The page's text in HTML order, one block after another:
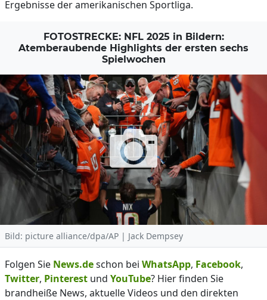
Ergebnisse der amerikanischen Sportliga.
FOTOSTRECKE: NFL 2025 in Bildern:
Atemberaubende Highlights der ersten sechs
Spielwochen
Bild: picture alliance/dpa/AP | Jack Dempsey
Folgen Sie News.deschon bei WhatsApp, Facebook,
Twitter, Pinterest und YouTube? Hier finden Sie
brandheiße News, aktuelle Videos und den direkten